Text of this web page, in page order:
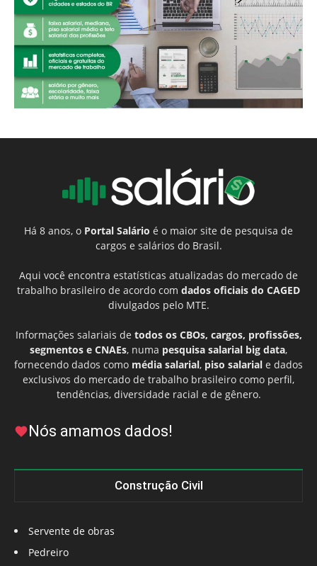
Há 8 anos, o Portal Salário é o maior site de pesquisa de
cargos e salários do Brasil.
Aqui você encontra estatísticas atualizadas do mercado de
trabalho brasileiro de acordo com dados oficiais do CAGED
divulgados pelo MTE.
Informações salariais de todos os CBOs, cargos, profissões,
segmentos e CNAEs, numa pesquisa salarial big data,
fornecendo dados como média salarial, piso salarial e dados
exclusivos do mercado de trabalho brasileiro como perfil,
tendências, diversidade racial e de gênero.
Nós amamos dados!
Construção Civil
Servente de obras
Pedreiro